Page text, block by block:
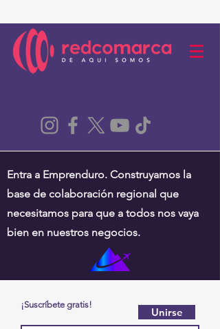
Entra a Emprenduro. Construyamos la
base de colaboración regional que
necesitamos para que a todos nos vaya
bien en nuestros negocios.
¡Suscríbete gratis!
Unirse